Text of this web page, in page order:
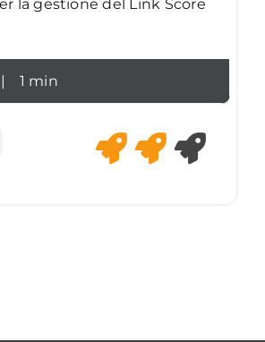
la gestione del Link Score
| 1 min